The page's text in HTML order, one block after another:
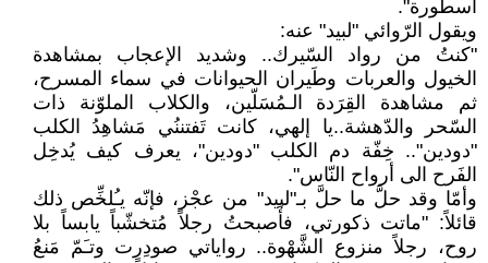
أسطورة".
ويقول الرّوائي "لبيد" عنه:
"كنتُ من رواد السّيرك.. وشديد الإعجاب بمشاهدة
الخيول والعربات وطَيران الحيوانات في سماء المسرح،
ثم مشاهدة القِرَدة الـمُسَلّين، والكلاب الملوّنة ذات
السّحر والدّهشة..يا إلهي، كانت تَفتننُي مَشاهِدُ الكلب
"دودين".. خِفّة دم الكلب "دودين"، يعرف كيف يُدخِل
الفَرح الى أرواح النّاس".
وأمّا وقد حلَّ ما حلَّ بـ"لبيد" من عجْز، فإنّه يـُلخِّص ذلك
قائلاً: "ماتت ذكورتي، فأَصبحتُ رجلاً مُتخشّباً يابساً بلا
روح، رجلاً منزوع الشَّهْوة.. رواياتي صودِرت وتـَمّ مَنعُ